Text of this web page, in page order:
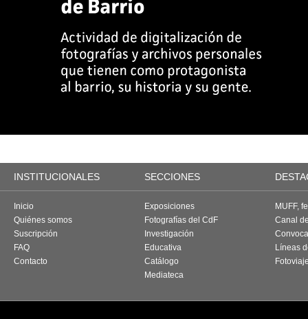
INSTITUCIONALES SECCIONES
Inicio
Quiénes somos
Suscripción
FAQ
Contacto
Exposiciones
Fotografías del CdF
Investigación
Educativa
Catálogo
Mediateca
MUFF,
Canal
Líneas